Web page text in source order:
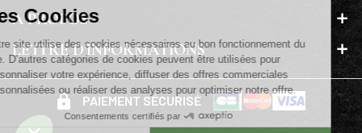
A PROPOS
LETTRE D'INFORMATIONS
PAIEMENT SÉCURISÉ